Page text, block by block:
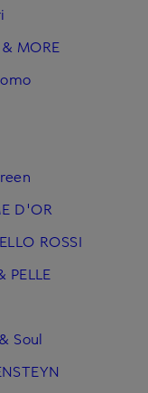
MORE
D'OR
ROSSI
PELLE
Soul